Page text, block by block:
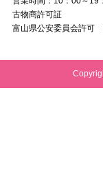
古物商許可証
富山県公安委員会許可